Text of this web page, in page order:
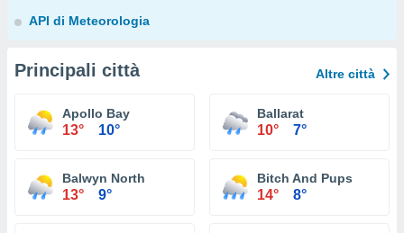
API di Meteorologia
Principali città Altre città
Apollo Bay
13° 10°
Ballarat
10° 7°
Balwyn North
13° 9°
Bitch And Pups
14° 8°